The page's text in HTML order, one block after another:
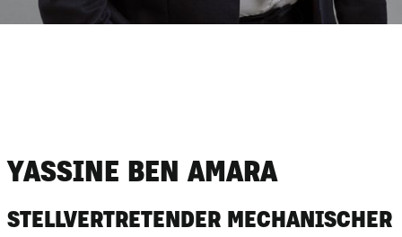
YASSINE BEN AMARA
STELLVERTRETENDER MECHANISCHER